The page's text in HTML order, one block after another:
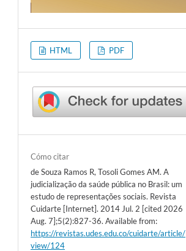
HTML PDF
Cómo citar
de Souza Ramos R, Tosoli Gomes AM. A
judicialização da saúde pública no Brasil: um
estudo de representações sociais. Revista
Cuidarte [Internet]. 2014 Jul. 2 [cited 2026
Aug. 7];5(2):827-36. Available from:
https://revistas.udes.edu.co/cuidarte/article/
view/124